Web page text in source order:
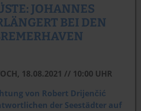
JOHANNES
BEI DEN
18.08.2021 // 10:00 UHR
von Robert Drijenčić
der Seestädter auf